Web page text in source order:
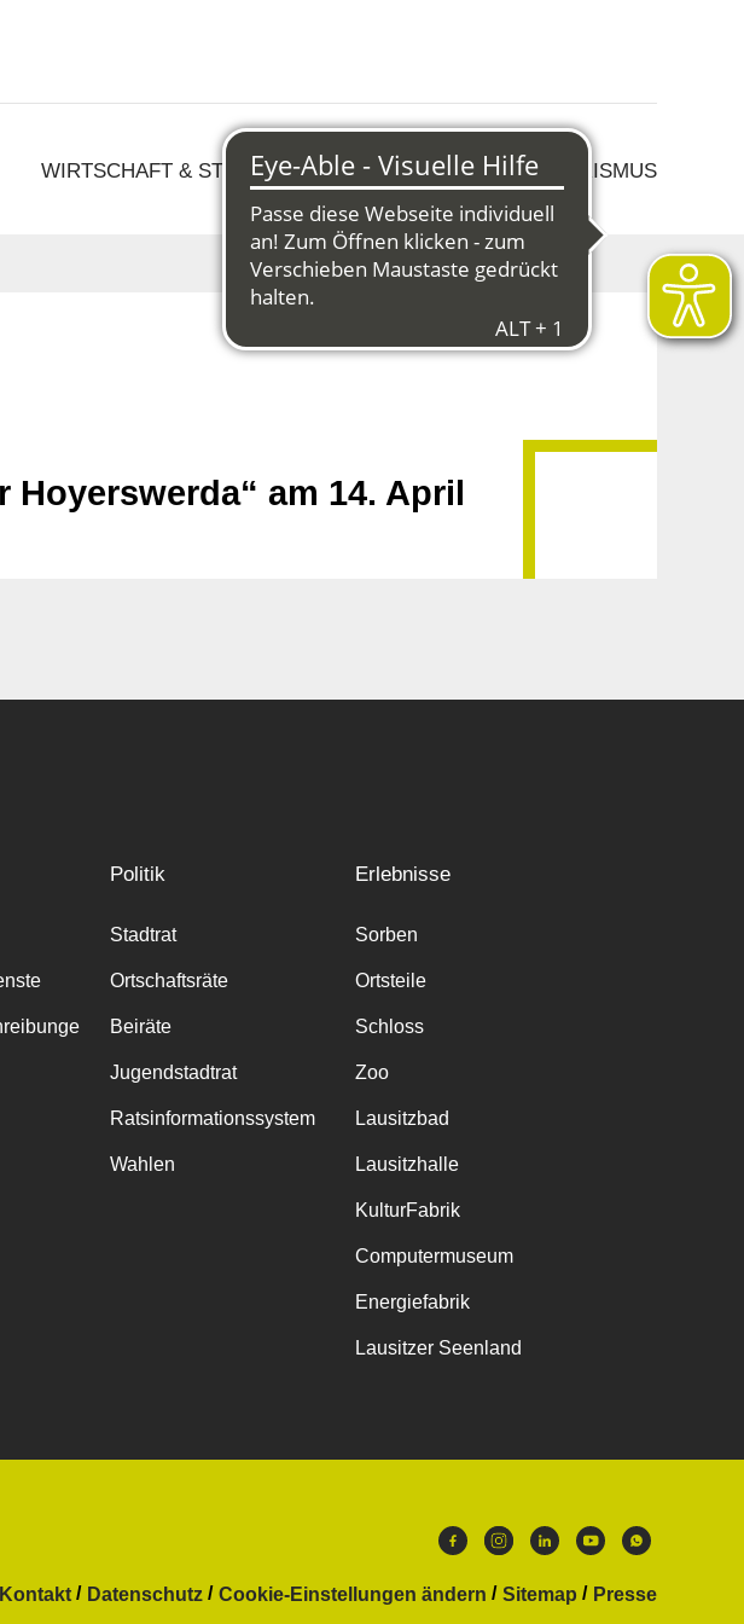
WIRTSCHAFT & STRUKTURWANDEL KULTUR & TOURISMUS
am 14. April
Politik
Stadtrat
Ortschaftsräte
Beiräte
Jugendstadtrat
Ratsinformationssystem
Wahlen
Erlebnisse
Sorben
Ortsteile
Schloss
Zoo
Lausitzbad
Lausitzhalle
KulturFabrik
Computermuseum
Energiefabrik
Lausitzer Seenland
Kontakt Datenschutz Cookie-Einstellungen ändern Sitemap
Presse